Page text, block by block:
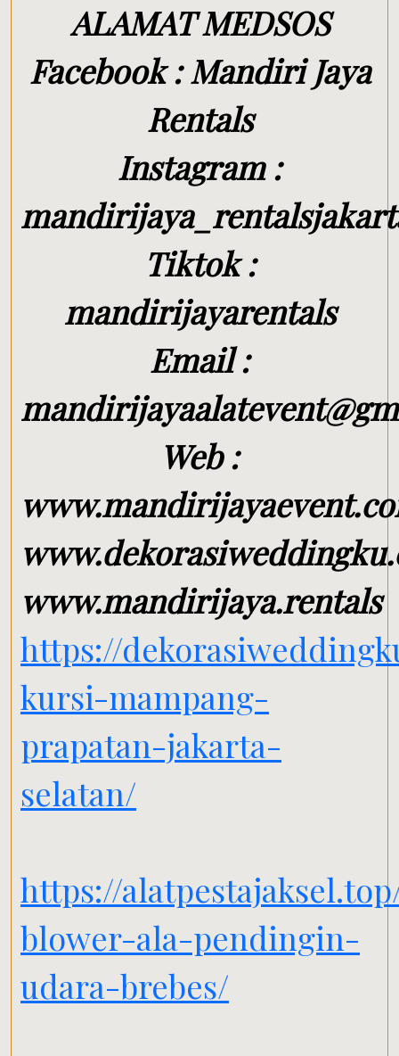
ALAMAT MEDSOS
Facebook : Mandiri Jaya
Rentals
Instagram :
Tiktok :
mandirijayarentals
Email :
Web :
www.mandirijaya.rentals
https://
kursi-mampang-
prapatan-jakarta-
selatan/
https://
blower-ala-pendingin-
udara-brebes/